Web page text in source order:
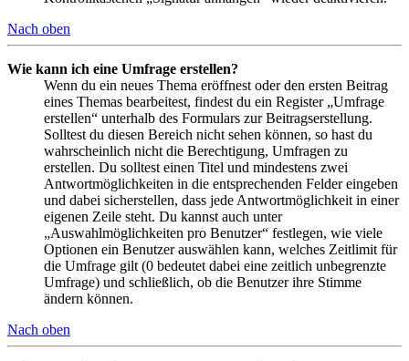
Nach oben
Wie kann ich eine Umfrage erstellen?
Wenn du ein neues Thema eröffnest oder den ersten Beitrag
eines Themas bearbeitest, findest du ein Register „Umfrage
erstellen“ unterhalb des Formulars zur Beitragserstellung.
Solltest du diesen Bereich nicht sehen können, so hast du
wahrscheinlich nicht die Berechtigung, Umfragen zu
erstellen. Du solltest einen Titel und mindestens zwei
Antwortmöglichkeiten in die entsprechenden Felder eingeben
und dabei sicherstellen, dass jede Antwortmöglichkeit in einer
eigenen Zeile steht. Du kannst auch unter
„Auswahlmöglichkeiten pro Benutzer“ festlegen, wie viele
Optionen ein Benutzer auswählen kann, welches Zeitlimit für
die Umfrage gilt (0 bedeutet dabei eine zeitlich unbegrenzte
Umfrage) und schließlich, ob die Benutzer ihre Stimme
ändern können.
Nach oben